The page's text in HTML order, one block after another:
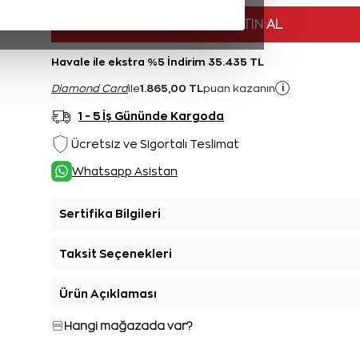
HEMEN SATIN AL
Havale ile ekstra %5 İndirim 35.435 TL
Diamond Cardile1.865,00 TL puan kazanın i
1 - 5 İş Gününde Kargoda
Ücretsiz ve Sigortalı Teslimat
Whatsapp Asistan
Sertifika Bilgileri
Taksit Seçenekleri
Ürün Açıklaması
Hangi mağazada var?